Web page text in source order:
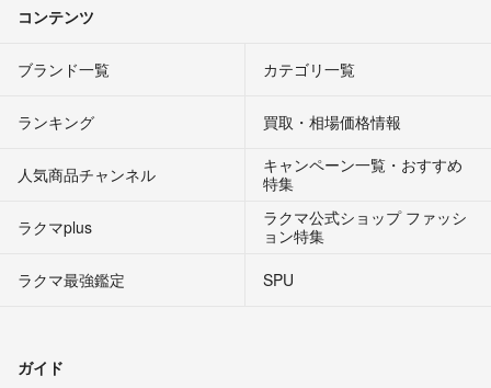
コンテンツ
ブランド一覧 カテゴリ一覧
ランキング 買取・相場価格情報
人気商品チャンネル
キャンペーン一覧・おすすめ
特集
ラクマplus
ラクマ公式ショップ ファッシ
ョン特集
ラクマ最強鑑定
SPU
ガイド